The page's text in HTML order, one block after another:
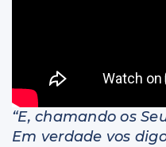
“E, chamando os
Em verdade vos